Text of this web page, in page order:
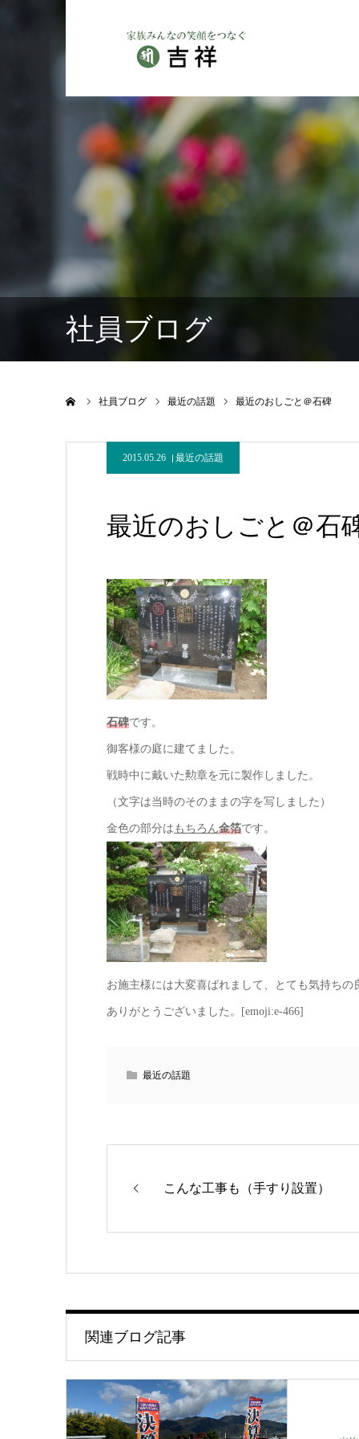
社員ブログ
社員ブログ 最近の話題 最近のおしごと＠石碑
2015.05.26 最近の話題
最近のおしごと＠石
石碑です。
御客様の庭に建てました。
戦時中に戴いた勲章を元に製作しました。
（文字は当時のそのままの字を写しました）
金色の部分は もちろん金箔です。
お施主様には大変喜ばれまして、とても気持ちの
ありがとうございました。[emoji:e-466]
最近の話題
こんな工事も（手すり設置）
関連ブログ記事